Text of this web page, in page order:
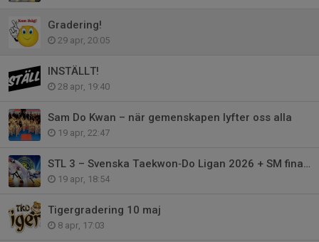
Gradering!
29 apr, 20:05
INSTÄLLT!
28 apr, 19:40
Sam Do Kwan – när gemenskapen lyfter oss alla
19 apr, 22:47
STL 3 – Svenska Taekwon‑Do Ligan 2026 + SM finaler
19 apr, 18:54
Tigergradering 10 maj
8 apr, 17:03